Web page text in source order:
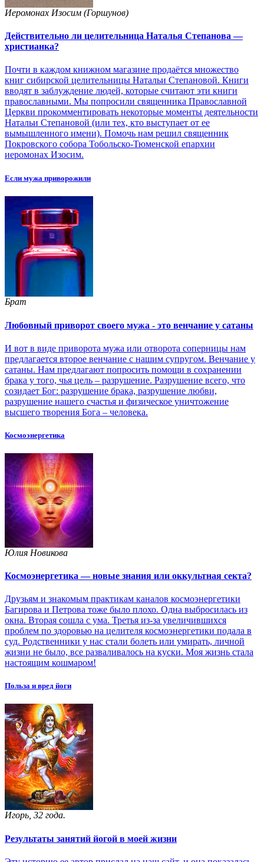
Иеромонах Изосим (Горшунов)
Действительно ли целительница Наталья Степанова —
христианка?
Почти в каждом книжном магазине продаётся множество
книг сибирской целительницы Натальи Степановой. Книги
вводят в заблуждение людей, которые считают эти книги
православными. Мы попросили священника Православной
Церкви прокомментировать некоторые моменты деятельности
Натальи Степановой (или тех, кто выступает от ее
вымышленного имени). Помочь нам решил священник
Покровского собора Тобольско-Тюменской епархии
иеромонах Изосим.
Если мужа приворожили
Брат
Любовный приворот своего мужа - это венчание у сатаны
И вот в виде приворота мужа или отворота соперницы нам
предлагается второе венчание с нашим супругом. Венчание у
сатаны. Нам предлагают попросить помощи в сохранении
брака у того, чья цель – разрушение. Разрушение всего, что
созидает Бог: разрушение брака, разрушение любви,
разрушение нашего счастья и физическое уничтожение
высшего творения Бога – человека.
Космоэнергетика
Юлия Новикова
Космоэнергетика — новые знания или оккультная секта?
Друзьям и знакомым практикам каналов космоэнергетики
Багирова и Петрова тоже было плохо. Одна выбросилась из
окна. Вторая сошла с ума. Третья из-за увеличившихся
проблем по здоровью на целителя космоэнергетики подала в
суд. Родственники у нас стали болеть или умирать, личной
жизни не было, все разваливалось на куски. Моя жизнь стала
настоящим кошмаром!
Польза и вред йоги
Игорь, 32 года.
Результаты занятий йогой в моей жизни